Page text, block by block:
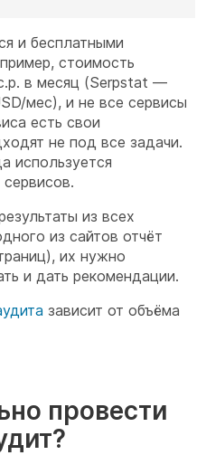
и бесплатными
стоимость
в месяц (Serpstat —
мес), и не все сервисы
есть свои
не под все задачи.
используется
из всех
из сайтов отчёт
их нужно
и дать рекомендации.
зависит от объёма
провести